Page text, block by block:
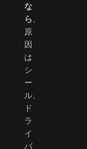
な
ら
原
因
は
シ
ー
ル、
ド
ラ
イ
バ